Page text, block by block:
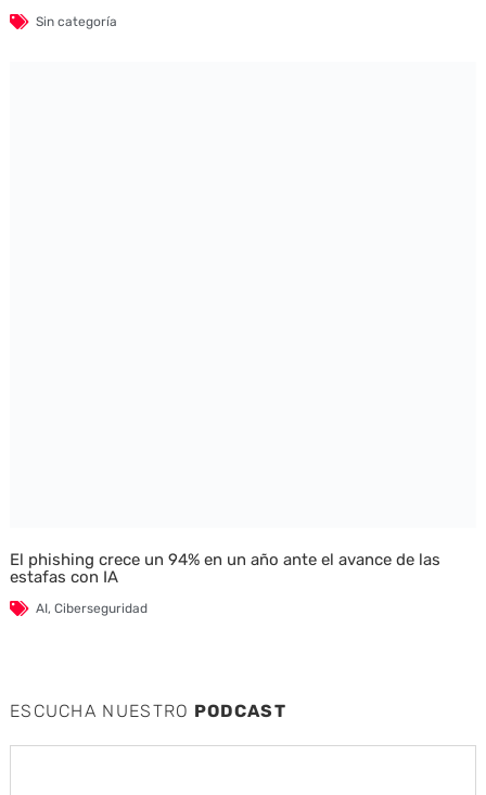
Sin categoría
El phishing crece un 94% en un año ante el avance de las
estafas con IA
AI, Ciberseguridad
ESCUCHA NUESTRO PODCAST